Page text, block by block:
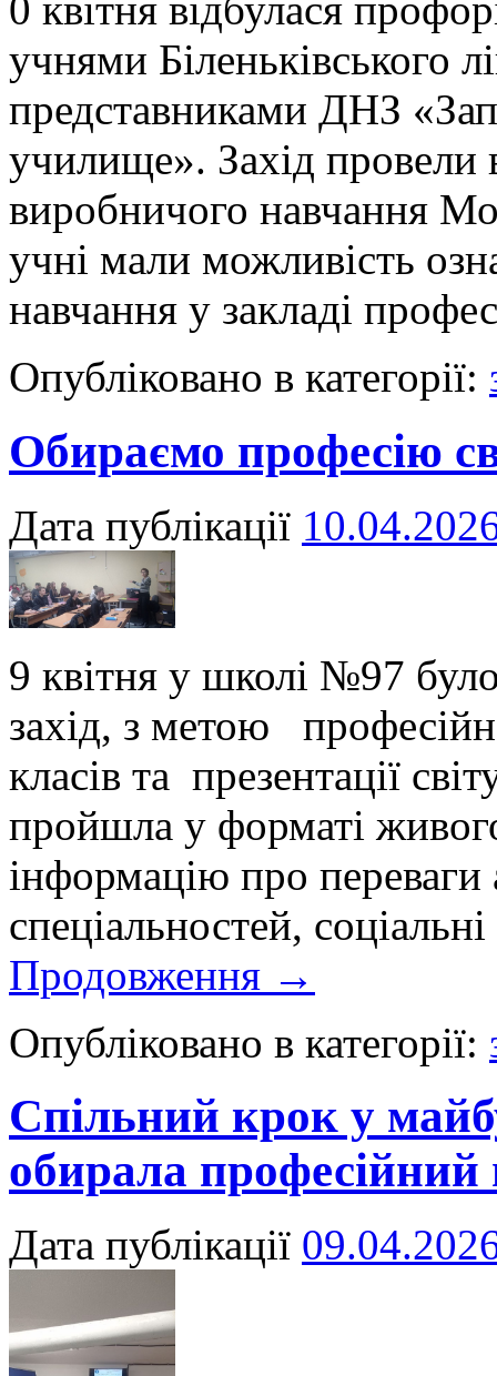
0 квітня відбулася
учнями Біленьківського
представниками ДНЗ
училище». Захід провели
виробничого навчання
учні мали можливість
навчання у закладі
Опубліковано в категорії:
Обираємо професію
Дата публікації
9 квітня у школі №97
захід, з метою
класів та презентації
пройшла у форматі
інформацію про
спеціальностей,
Продовження →
Опубліковано в категорії:
Спільний крок у
обирала
Дата публікації